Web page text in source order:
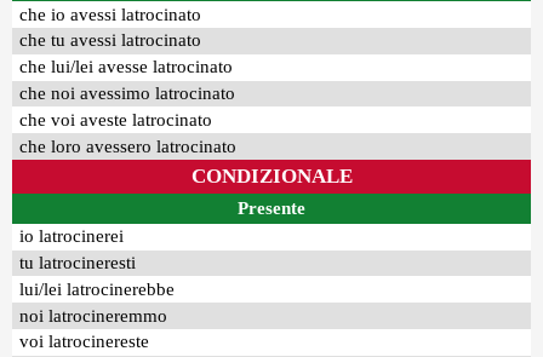
che io avessi latrocinato
che tu avessi latrocinato
che lui/lei avesse latrocinato
che noi avessimo latrocinato
che voi aveste latrocinato
che loro avessero latrocinato
CONDIZIONALE
Presente
io latrocinerei
tu latrocineresti
lui/lei latrocinerebbe
noi latrocineremmo
voi latrocinereste